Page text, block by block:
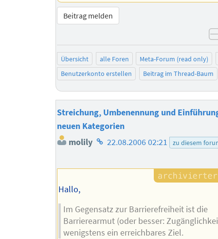
Beitrag melden
Übersicht alle Foren
Meta-Forum (read only)
Benutzerkonto erstellen
Beitrag im Thread-Baum
Streichung, Umbenennung und
neuen Kategorien
molily Homepage
Autors
22.08.2006 02:21 zu diesem
Hallo,
Im Gegensatz zur Barrierefreiheit ist die
Barrierearmut (oder besser:
wenigstens ein erreichbares Ziel.